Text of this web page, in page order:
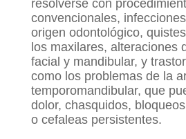
resolverse con
convencionales,
origen odontológico,
los maxilares, alteraciones
facial y mandibular, y
como los problemas de la
temporomandibular, que
dolor, chasquidos,
o cefaleas persistentes.